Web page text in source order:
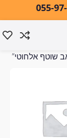
שוטף אלחוטי”